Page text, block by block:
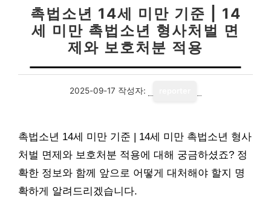
촉법소년 14세 미만 기준 | 14
세 미만 촉법소년 형사처벌 면
제와 보호처분 적용
2025-09-17 작성자:
촉법소년 14세 미만 기준 | 14세 미만 촉법소년 형사
처벌 면제와 보호처분 적용에 대해 궁금하셨죠? 정
확한 정보와 함께 앞으로 어떻게 대처해야 할지 명
확하게 알려드리겠습니다.